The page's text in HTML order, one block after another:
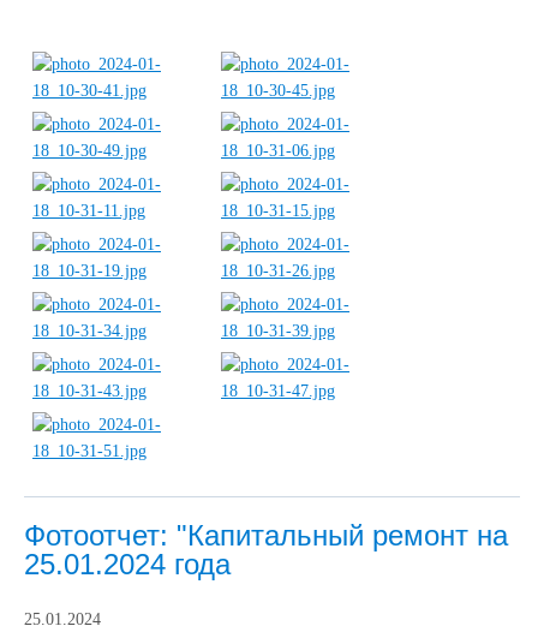
Фотоотчет: "Капитальный ремонт на
25.01.2024 года
25.01.2024